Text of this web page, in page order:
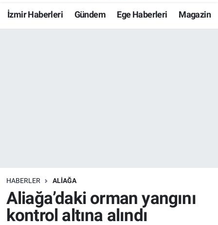
İzmir Haberleri Gündem Ege Haberleri Magazin
HABERLER ALIAĞA
Aliağa’daki orman yangını
kontrol altına alındı
Resmi İlanlar